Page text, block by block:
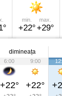
min.
+22°
max.
+29°
dimineața
6:00 9:00
+22° +22°